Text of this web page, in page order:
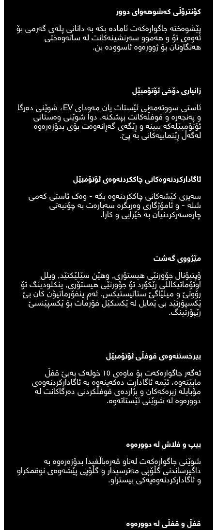
کۆنترۆڵی کەشوهەوای دوور
پێشوەختە جاگوارەکەت ئامادە بکە بە دانانی پلەی گەرمی بۆ
ئەوەی تۆ و هەموو سەرنشینەکانت لە ساتەوەختی
هەنگاونان بۆ ژوورەوە ئاسوودە بن.
زانیاری دۆخی ئۆتۆمبێل
ئاستی سووتەمەنی ئێستات یان مەودای EV، شوێنی دەرگا
و پەنجەرە و قوفڵەکانت بپشکنە. دوا شوێنی وەستانی
ئۆتۆمبێلەکە ببینە و ڕێگەی گەڕانەوەت بۆی بدۆزەرەوە
لەگەڵ ڕێنماییەکانی بە پێ.
ئاگادارکردنەوەکانی چاککردنەوەی ئۆتۆمبێل
سەیری کێشەکانی چاککردنەوە بکە - وەک ئاستی کەمی
شلە - و ئامۆژگاری وەربگرە سەبارەت بە چۆنیەتی
چارەسەرکردنیان بە خێرایی و کارا.
مێژووی گەشت
ۆپتیۆنال جۆورنێی هیستۆری, وهێن سێلێکتێد, ویلل
اوتۆماتیکاللی رێکۆرد تۆ جۆورنێی هیستۆری, ینکلودینگ تۆ
رۆوتێ و میلێاگێ ستاتیستیکس. ئەم ینفۆرماتیۆن کان بێ
ێکسپۆرتێد بی ێمایل لە ێکسکێل فۆرمات بۆ ێکسپێنسێ
رێپۆرتینگ.
بیرخستنەوەی قوفڵی ئۆتۆمبێل
ئەگەر جاگوارەکەت بۆ ماوەی ١٥ خولەک بەبێ قفڵ
مابێتەوە، ئێمە ئاگادارت دەکەینەوە بە ئاگادارکردنەوەی
مۆبایلە زیرەکەکان و بژاردەی قوفڵکردنی دەرگاکانت لە
دوورەوە لە شوێنی ئێستاتەوە.
بیپ و فلاش لە دوورەوە
شوێنی جاگوارەکەت لەناو قەرەباڵغیدا بدۆزەرەوە بە
داگیرساندنی گڵۆپی مەترسیدار و گڵۆپی پێشەوەی نوقمکراو
و ئاگادارکردنەوەیەکی بیستراو.
قفڵ و قفڵی لە دوورەوە